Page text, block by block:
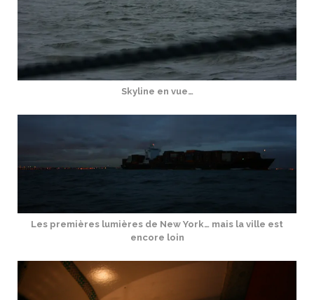
Skyline en vue…
Les premières lumières de New York… mais la ville est
encore loin